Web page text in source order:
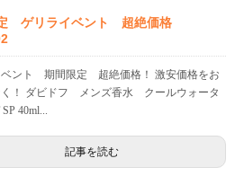
ゲリライベント 超絶価格
ベント 期間限定 超絶価格！ 激安価格をお
く！ ダビドフ メンズ香水 クールウォータ
40ml...
記事を読む